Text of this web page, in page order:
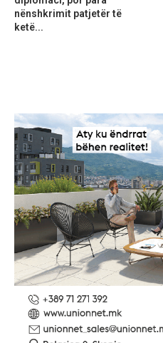
nënshkrimit patjetër të
ketë...